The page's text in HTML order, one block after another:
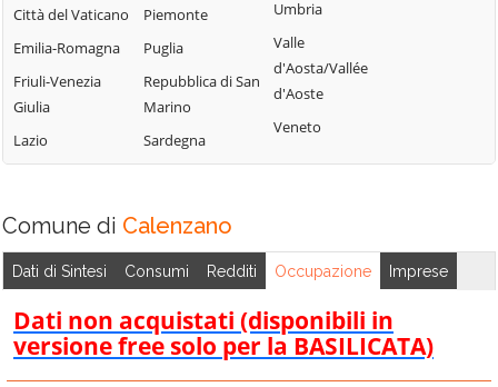
Città del Vaticano
Emilia-Romagna
Friuli-Venezia
Giulia
Lazio
Piemonte
Puglia
Repubblica di San
Marino
Sardegna
Umbria
Valle
d'Aosta/Vallée
d'Aoste
Veneto
Comune di Calenzano
Dati di Sintesi Consumi Redditi Occupazione Imprese
Dati non acquistati (disponibili in
versione free solo per la BASILICATA)